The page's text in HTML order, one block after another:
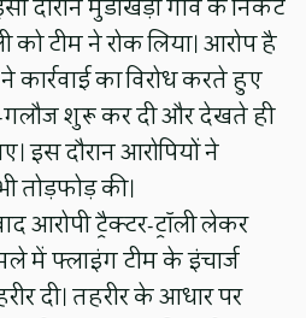
को टीम ने रोक लिया। आरोप है
कार्रवाई का विरोध करते हुए
गलौज शुरू कर दी और देखते ही
इस दौरान आरोपियों ने
तोड़फोड़ की।
आरोपी ट्रैक्टर-ट्रॉली लेकर
में फ्लाइंग टीम के इंचार्ज
दी। तहरीर के आधार पर